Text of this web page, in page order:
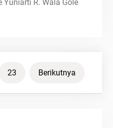
Yuniarti R. Wala Gole
23 Berikutnya